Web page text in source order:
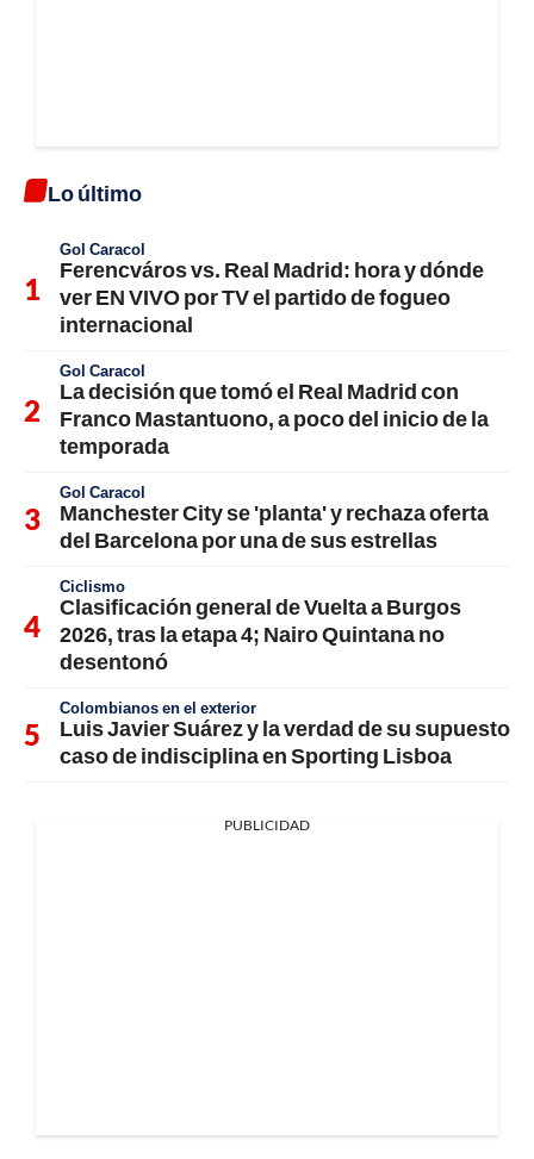
Lo último
Gol Caracol
Ferencváros vs. Real Madrid: hora y dónde
ver EN VIVO por TV el partido de fogueo
internacional
Gol Caracol
La decisión que tomó el Real Madrid con
Franco Mastantuono, a poco del inicio de la
temporada
Gol Caracol
Manchester City se 'planta' y rechaza oferta
del Barcelona por una de sus estrellas
Ciclismo
Clasificación general de Vuelta a Burgos
2026, tras la etapa 4; Nairo Quintana no
desentonó
Colombianos en el exterior
Luis Javier Suárez y la verdad de su supuesto
caso de indisciplina en Sporting Lisboa
PUBLICIDAD